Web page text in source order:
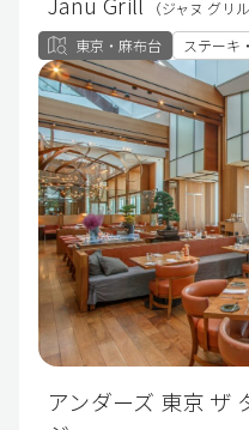
（ジャヌ グリル
東京・麻布台
ステーキ
アンダーズ 東京 ザ